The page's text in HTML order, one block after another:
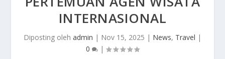
INTERNASIONAL
Diposting oleh admin | Nov 15, 2025 | News, Travel |
0
|